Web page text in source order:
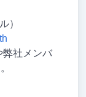
）
社メンバ